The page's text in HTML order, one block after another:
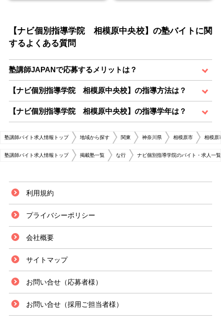
【ナビ個別指導学院 相模原中央校】の塾バイトに関
するよくある質問
塾講師JAPANで応募するメリットは？
【ナビ個別指導学院 相模原中央校】の指導方法は？
【ナビ個別指導学院 相模原中央校】の指導学年は？
塾講師バイト求人情報トップ 地域から探す 関東 神奈川県 相模原市 相模原
塾講師バイト求人情報トップ 掲載塾一覧 な行 ナビ個別指導学院のバイト・求人一覧
利用規約
プライバシーポリシー
会社概要
サイトマップ
お問い合せ（応募者様）
お問い合せ（採用ご担当者様）